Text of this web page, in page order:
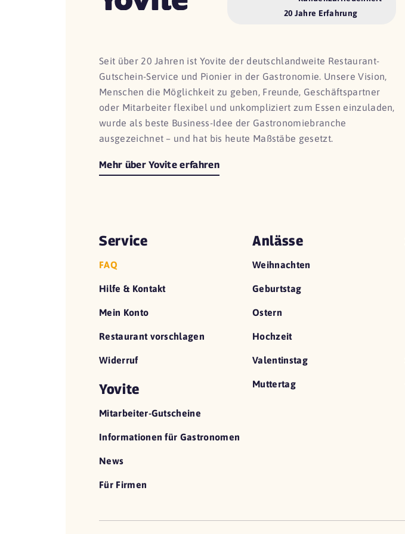
20 Jahre Erfahrung
Seit über 20 Jahren ist Yovite der deutschlandweite Restaurant-
Gutschein-Service und Pionier in der Gastronomie. Unsere Vision,
Menschen die Möglichkeit zu geben, Freunde, Geschäftspartner
oder Mitarbeiter flexibel und unkompliziert zum Essen einzuladen,
wurde als beste Business-Idee der Gastronomiebranche
ausgezeichnet – und hat bis heute Maßstäbe gesetzt.
Mehr über Yovite erfahren
Service
FAQ
Hilfe & Kontakt
Mein Konto
Restaurant vorschlagen
Widerruf
Yovite
Mitarbeiter-Gutscheine
Informationen für Gastronomen
News
Für Firmen
Anlässe
Weihnachten
Geburtstag
Ostern
Hochzeit
Valentinstag
Muttertag